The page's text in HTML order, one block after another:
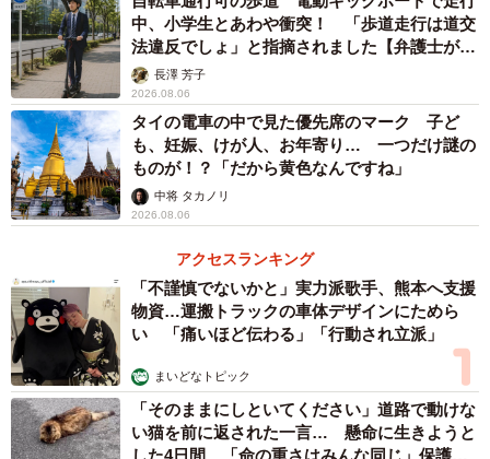
浮気へ仕返しした満足度（提供画像）
中、小学生とあわや衝突！ 「歩道走行は道交
法違反でしょ」と指摘されました【弁護士が解
説】長澤 芳子
2026.08.06
タイの電車の中で見た優先席のマーク 子ど
も、妊娠、けが人、お年寄り… 一つだけ謎の
ものが！？「だから黄色なんですね」
中将 タカノリ
2026.08.06
アクセスランキング
「不謹慎でないかと」実力派歌手、熊本へ支援
物資…運搬トラックの車体デザインにためら
い 「痛いほど伝わる」「行動され立派」
まいどなトピック
「そのままにしといてください」道路で動けな
い猫を前に返された一言… 懸命に生きようと
した4日間 「命の重さはみんな同じ」保護団